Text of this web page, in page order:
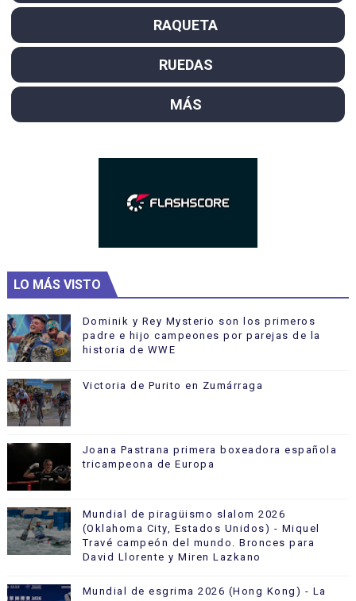
RAQUETA
RUEDAS
MÁS
LO MÁS VISTO
Dominik y Rey Mysterio son los primeros
padre e hijo campeones por parejas de la
historia de WWE
Victoria de Purito en Zumárraga
Joana Pastrana primera boxeadora española
tricampeona de Europa
Mundial de piragüismo slalom 2026
(Oklahoma City, Estados Unidos) - Miquel
Travé campeón del mundo. Bronces para
David Llorente y Miren Lazkano
Mundial de esgrima 2026 (Hong Kong) - La